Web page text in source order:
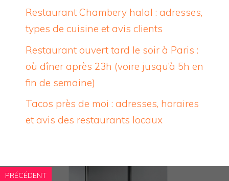
Restaurant Chambery halal : adresses,
types de cuisine et avis clients
Restaurant ouvert tard le soir à Paris :
où dîner après 23h (voire jusqu’à 5h en
fin de semaine)
Tacos près de moi : adresses, horaires
et avis des restaurants locaux
PRÉCÉDENT